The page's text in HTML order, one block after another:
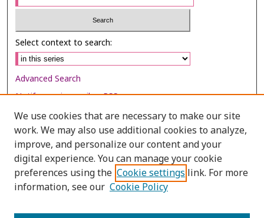
Select context to search:
Advanced Search
Notify me via email orRSS
Browse
Collections
Disciplines
Authors
We use cookies that are necessary to make our site
work. We may also use additional cookies to analyze,
improve, and personalize our content and your
digital experience. You can manage your cookie
preferences using the Cookie settings link. For more
information, see our Cookie Policy